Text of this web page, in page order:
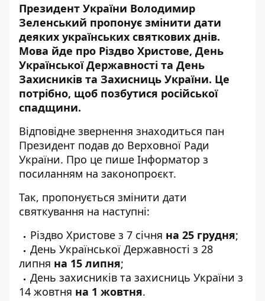
Президент України Володимир
Зеленський пропонує змінити дати
деяких українських святкових днів.
Мова йде про Різдво Христове, День
Української Державності та День
Захисників та Захисниць України. Це
потрібно, щоб позбутися російської
спадщини.
Відповідне звернення знаходиться пан
Президент подав до Верховної Ради
України. Про це пише Інформатор з
посиланням на законопроєкт.
Так, пропонується змінити дати
святкування на наступні:
Різдво Христове з 7 січня на 25 грудня;
День Української Державності з 28
липня на 15 липня;
День захисників та захисниць України з
14 жовтня на 1 жовтня.